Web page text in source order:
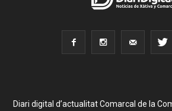
Diari digital d’actualitat Comarcal de la